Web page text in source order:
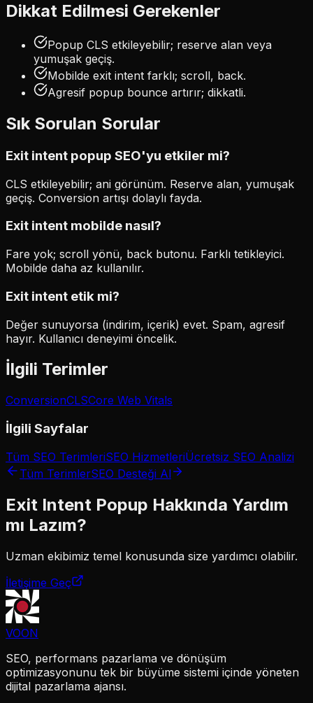
Dikkat Edilmesi Gerekenler
Popup CLS etkileyebilir; reserve alan veya
yumuşak geçiş.
Mobilde exit intent farklı; scroll, back.
Agresif popup bounce artırır; dikkatli.
Sık Sorulan Sorular
Exit intent popup SEO'yu etkiler mi?
CLS etkileyebilir; ani görünüm. Reserve alan, yumuşak
geçiş. Conversion artışı dolaylı fayda.
Exit intent mobilde nasıl?
Fare yok; scroll yönü, back butonu. Farklı tetikleyici.
Mobilde daha az kullanılır.
Exit intent etik mi?
Değer sunuyorsa (indirim, içerik) evet. Spam, agresif
hayır. Kullanıcı deneyimi öncelik.
İlgili Terimler
ConversionCLSCore Web Vitals
İlgili Sayfalar
Tüm SEO TerimleriSEO HizmetleriÜcretsiz SEO Analizi
Tüm TerimlerSEO Desteği Al
Exit Intent Popup Hakkında Yardım
mı Lazım?
Uzman ekibimiz temel konusunda size yardımcı olabilir.
İletişime Geç
VOON
SEO, performans pazarlama ve dönüşüm
optimizasyonunu tek bir büyüme sistemi içinde yöneten
dijital pazarlama ajansı.